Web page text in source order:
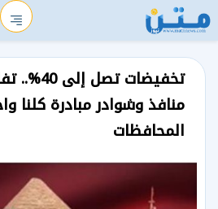
تخفيضات
منافذ وشوادر مبادرة كلنا
المحافظات